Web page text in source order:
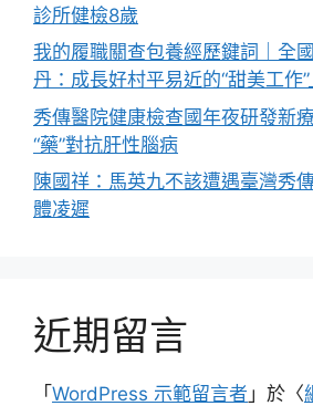
診所健檢8歲
我的履職關查包養經歷鍵詞｜全
丹：成長好村平易近的“甜美工作
秀傳醫院健康檢查國年夜研發新
“藥”對抗肝性腦病
陳國祥：馬英九不該遭遇臺灣秀
體凌遲
近期留言
「 WordPress 示範留言者 」於〈